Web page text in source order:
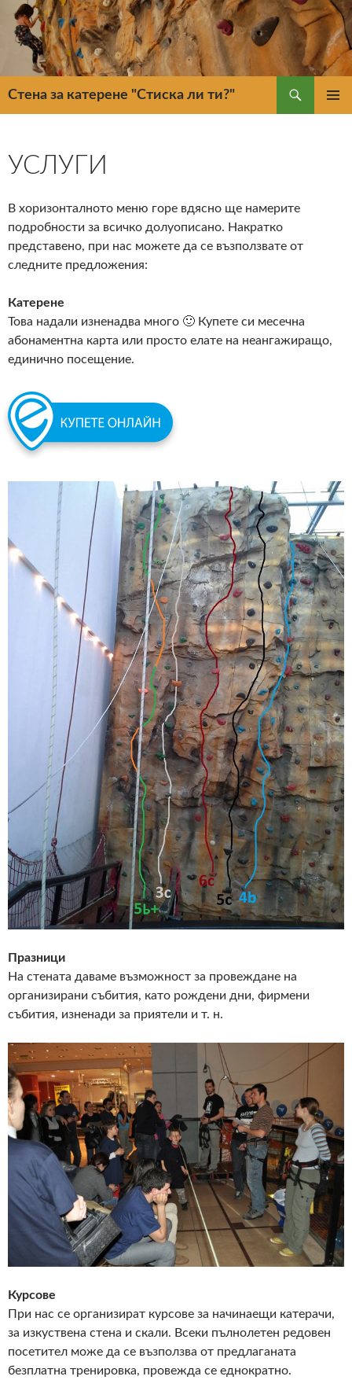
Стена за катерене "Стиска ли ти?"
УСЛУГИ
В хоризонталното меню горе вдясно ще намерите
подробности за всичко долуописано. Накратко
представено, при нас можете да се възползвате от
следните предложения:
Катерене
Това надали изненадва много 🙂 Купете си месечна
абонаментна карта или просто елате на неангажиращо,
единично посещение.
Празници
На стената даваме възможност за провеждане на
организирани събития, като рождени дни, фирмени
събития, изненади за приятели и т. н.
Курсове
При нас се организират курсове за начинаещи катерачи,
за изкуствена стена и скали. Всеки пълнолетен редовен
посетител може да се възползва от предлаганата
безплатна тренировка, провежда се еднократно.